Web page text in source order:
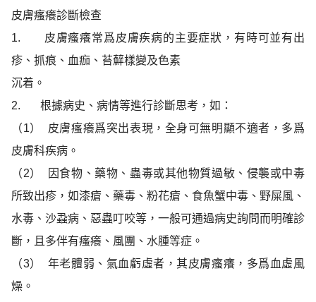
皮膚瘙癢診斷檢查
1.
皮膚瘙癢常爲皮膚疾病的主要症狀，有時可並有出
疹、抓痕、血痂、苔蘚樣變及色素
沉着。
2.
根據病史、病情等進行診斷思考，如：
（1）
皮膚瘙癢爲突出表現，全身可無明顯不適者，多爲
皮膚科疾病。
（2）
因食物、藥物、蟲毒或其他物質過敏、侵襲或中毒
所致出疹，如漆瘡、藥毒、粉花瘡、食魚蟹中毒、野屎風、
水毒、沙蝨病、惡蟲叮咬等，一般可通過病史詢問而明確診
斷，且多伴有瘙癢、風團、水腫等症。
（3）
年老體弱、氣血虧虛者，其皮膚瘙癢，多爲血虛風
燥。